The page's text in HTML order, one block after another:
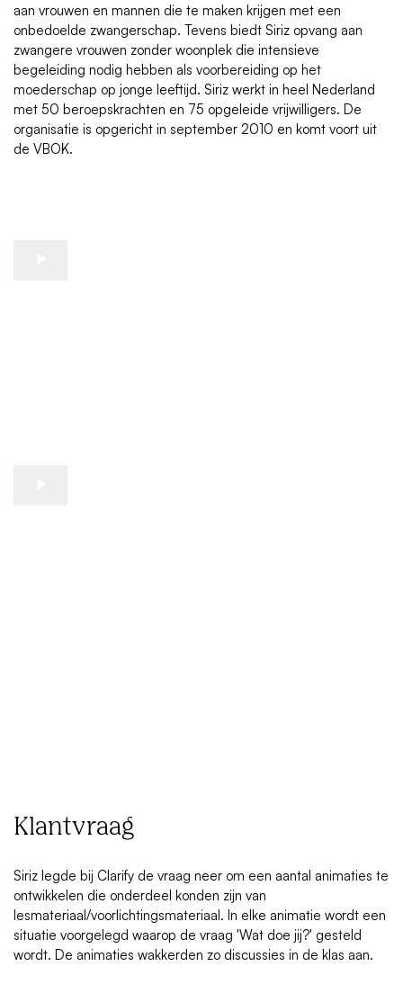
aan vrouwen en mannen die te maken krijgen met een
onbedoelde zwangerschap. Tevens biedt Siriz opvang aan
zwangere vrouwen zonder woonplek die intensieve
begeleiding nodig hebben als voorbereiding op het
moederschap op jonge leeftijd. Siriz werkt in heel Nederland
met 50 beroepskrachten en 75 opgeleide vrijwilligers. De
organisatie is opgericht in september 2010 en komt voort uit
de VBOK.
Klantvraag
Siriz legde bij Clarify de vraag neer om een aantal animaties te
ontwikkelen die onderdeel konden zijn van
lesmateriaal/voorlichtingsmateriaal. In elke animatie wordt een
situatie voorgelegd waarop de vraag 'Wat doe jij?' gesteld
wordt. De animaties wakkerden zo discussies in de klas aan.